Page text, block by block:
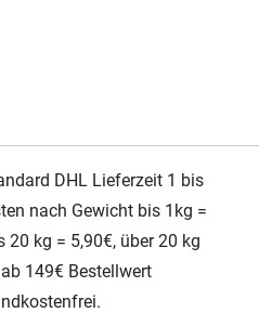
DHL Lieferzeit 1 bis
nach Gewicht bis 1kg =
20 kg = 5,90€, über 20 kg
149€ Bestellwert